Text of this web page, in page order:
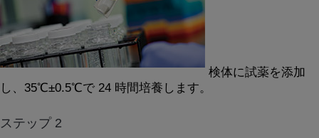
検体に試薬を添加
し、35℃±0.5℃で 24 時間培養します。
ステップ 2